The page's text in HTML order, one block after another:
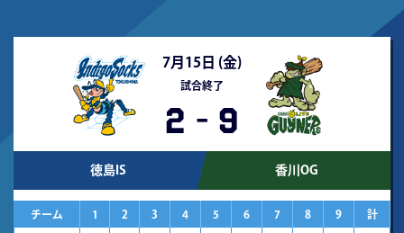
7月15日 (金)
試合終了
2 - 9
徳島IS 香川OG
チーム 1 2 3 4 5 6 7 8 9 計